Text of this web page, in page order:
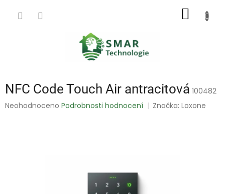
NFC Code Touch Air antracitová 100482
Průměrné
Neohodnoceno Podrobnosti hodnocení Značka:Loxone